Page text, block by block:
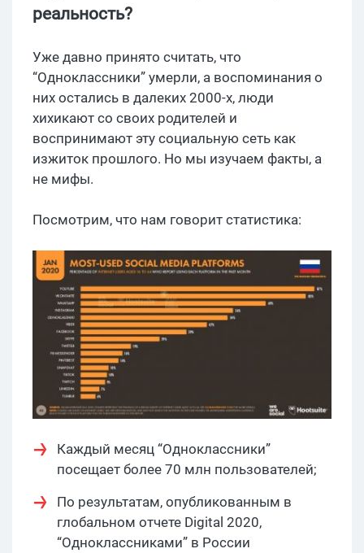
реальность?
Уже давно принято считать, что
“Одноклассники” умерли, а воспоминания о
них остались в далеких 2000-х, люди
хихикают со своих родителей и
воспринимают эту социальную сеть как
изжиток прошлого. Но мы изучаем факты, а
не мифы.
Посмотрим, что нам говорит статистика:
Каждый месяц “Одноклассники”
посещает более 70 млн пользователей;
По результатам, опубликованным в
глобальном отчете Digital 2020,
“Одноклассниками” в России